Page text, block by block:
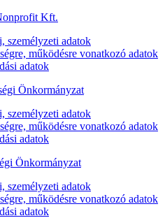
Kft.
személyzeti adatok
működésre vonatkozó adatok
adatok
Önkormányzat
személyzeti adatok
működésre vonatkozó adatok
adatok
Önkormányzat
személyzeti adatok
működésre vonatkozó adatok
adatok